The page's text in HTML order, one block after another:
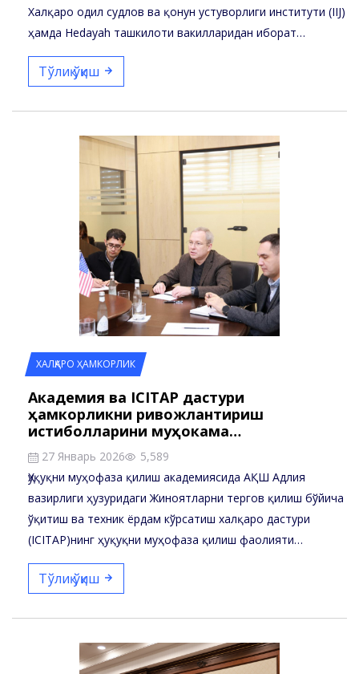
Халқаро одил судлов ва қонун устуворлиги институти (IIJ)
ҳамда Hedayah ташкилоти вакилларидан иборат…
Тўлиқ ўқиш
ХАЛҚАРО ҲАМКОРЛИК
Академия ва ICITAP дастури
ҳамкорликни ривожлантириш
истиқболларини муҳокама…
27 Январь 2026
5,589
Ҳуқуқни муҳофаза қилиш академиясида АҚШ Адлия
вазирлиги ҳузуридаги Жиноятларни тергов қилиш бўйича
ўқитиш ва техник ёрдам кўрсатиш халқаро дастури
(ICITAP)нинг ҳуқуқни муҳофаза қилиш фаолияти…
Тўлиқ ўқиш